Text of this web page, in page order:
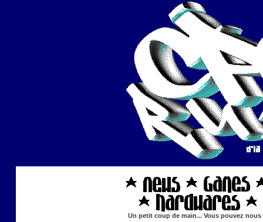
Un petit coup de main... Vous pouvez